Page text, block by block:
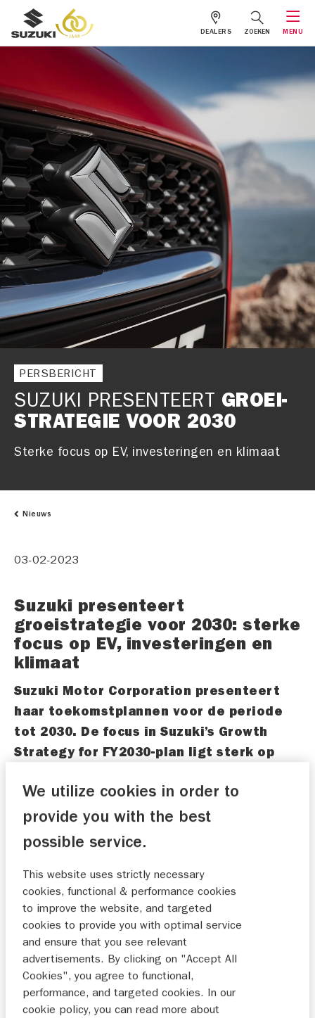
DEALERS ZOEKEN MENU
PERSBERICHT
SUZUKI PRESENTEERT GROEI-
STRATEGIE VOOR 2030
Sterke focus op EV, investeringen en klimaat
Nieuws
03-02-2023
Suzuki presenteert
groeistrategie voor 2030: sterke
focus op EV, investeringen en
klimaat
Suzuki Motor Corporation presenteert
haar toekomstplannen voor de periode
tot 2030. De focus in Suzuki’s Growth
Strategy for FY2030-plan ligt sterk op
voor klanten, in de breedste zin van het
woord. Het verlagen van CO2 uitstoot,
introduceren van geëlektrificeerde
modellen – van auto’s en motorfietsen
tot marineproducten – en het realiseren
van verdere groei in Japan, Europa, India,
de ASEAN-landen en Afrika is nog maar
een fractie van wat Suzuki in petto heeft
voor de nabije toekomst.
Tussen FY2024 tot FY2030 vijf nieuwe
EV-personenautomodellen voor Europa
We utilize cookies in order to
provide you with the best
possible service.
This website uses strictly necessary
cookies, functional & performance cookies
to improve the website, and targeted
cookies to provide you with optimal service
and ensure that you see relevant
advertisements. By clicking on "Accept All
Cookies", you agree to functional,
performance, and targeted cookies. In our
cookie policy, you can read more about